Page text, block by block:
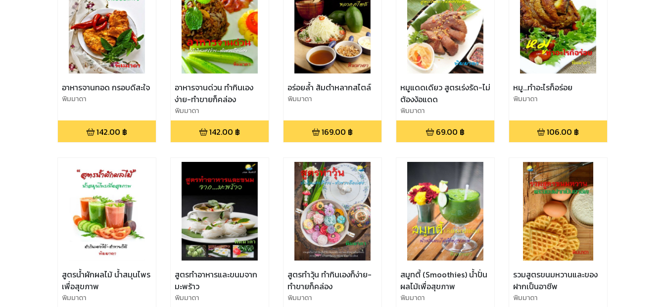
อาหารจานทอด กรอบดีสะใจ
พิมมาดา
142.00 ฿
อาหารจานด่วน ทำกินเอง
ง่าย-ทำขายก็คล่อง
พิมมาดา
142.00 ฿
อร่อยล้ำ ส้มตำหลากสไตล์
พิมมาดา
169.00 ฿
หมูแดดเดียว สูตรเร่งรัด-ไม่
ต้องง้อแดด
พิมมาดา
69.00 ฿
หมู...ทำอะไรก็อร่อย
พิมมาดา
106.00 ฿
สูตรน้ำผักผลไม้ น้ำสมุนไพร
เพื่อสุขภาพ
พิมมาดา
สูตรทำอาหารและขนมจาก
มะพร้าว
พิมมาดา
สูตรทำวุ้น ทำกินเองก็ง่าย-
ทำขายก็คล่อง
พิมมาดา
สมูทตี้ (Smoothies) น้ำปั่น
ผลไม้เพื่อสุขภาพ
พิมมาดา
รวมสูตรขนมหวานและของ
ฝากเป็นอาชีพ
พิมมาดา